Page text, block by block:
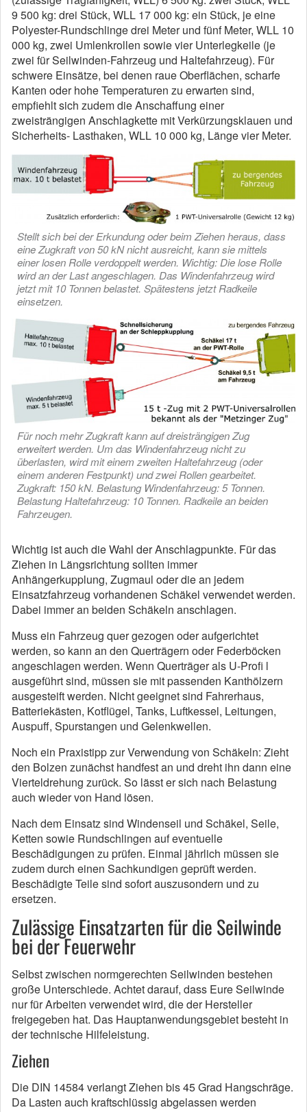
9 500 kg: drei Stück, WLL 17 000 kg: ein Stück, je eine
Polyester-Rundschlinge drei Meter und fünf Meter, WLL 10
000 kg, zwei Umlenkrollen sowie vier Unterlegkeile (je
zwei für Seilwinden-Fahrzeug und Haltefahrzeug). Für
schwere Einsätze, bei denen raue Oberflächen, scharfe
Kanten oder hohe Temperaturen zu erwarten sind,
empfiehlt sich zudem die Anschaffung einer
zweisträngigen Anschlagkette mit Verkürzungsklauen und
Sicherheits- Lasthaken, WLL 10 000 kg, Länge vier Meter.
Stellt sich bei der Erkundung oder beim Ziehen heraus, dass
eine Zugkraft von 50 kN nicht ausreicht, kann sie mittels
einer losen Rolle verdoppelt werden. Wichtig: Die lose Rolle
wird an der Last angeschlagen. Das Windenfahrzeug wird
jetzt mit 10 Tonnen belastet. Spätestens jetzt Radkeile
einsetzen.
Für noch mehr Zugkraft kann auf dreisträngigen Zug
erweitert werden. Um das Windenfahrzeug nicht zu
überlasten, wird mit einem zweiten Haltefahrzeug (oder
einem anderen Festpunkt) und zwei Rollen gearbeitet.
Zugkraft: 150 kN. Belastung Windenfahrzeug: 5 Tonnen.
Belastung Haltefahrzeug: 10 Tonnen. Radkeile an beiden
Fahrzeugen.
Wichtig ist auch die Wahl der Anschlagpunkte. Für das
Ziehen in Längsrichtung sollten immer
Anhängerkupplung, Zugmaul oder die an jedem
Einsatzfahrzeug vorhandenen Schäkel verwendet werden.
Dabei immer an beiden Schäkeln anschlagen.
Muss ein Fahrzeug quer gezogen oder aufgerichtet
werden, so kann an den Querträgern oder Federböcken
angeschlagen werden. Wenn Querträger als U-Profi l
ausgeführt sind, müssen sie mit passenden Kanthölzern
ausgesteift werden. Nicht geeignet sind Fahrerhaus,
Batteriekästen, Kotflügel, Tanks, Luftkessel, Leitungen,
Auspuff, Spurstangen und Gelenkwellen.
Noch ein Praxistipp zur Verwendung von Schäkeln: Zieht
den Bolzen zunächst handfest an und dreht ihn dann eine
Vierteldrehung zurück. So lässt er sich nach Belastung
auch wieder von Hand lösen.
Nach dem Einsatz sind Windenseil und Schäkel, Seile,
Ketten sowie Rundschlingen auf eventuelle
Beschädigungen zu prüfen. Einmal jährlich müssen sie
zudem durch einen Sachkundigen geprüft werden.
Beschädigte Teile sind sofort auszusondern und zu
ersetzen.
Zulässige Einsatzarten für die Seilwinde
bei der Feuerwehr
Selbst zwischen normgerechten Seilwinden bestehen
große Unterschiede. Achtet darauf, dass Eure Seilwinde
nur für Arbeiten verwendet wird, die der Hersteller
freigegeben hat. Das Hauptanwendungsgebiet besteht in
der technische Hilfeleistung.
Ziehen
Die DIN 14584 verlangt Ziehen bis 45 Grad Hangschräge.
Da Lasten auch kraftschlüssig abgelassen werden